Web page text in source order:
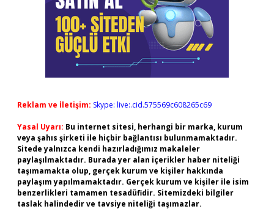
Reklam ve İletişim: Skype: live:.cid.575569c608265c69
Yasal Uyarı: Bu internet sitesi, herhangi bir marka, kurum
veya şahıs şirketi ile hiçbir bağlantısı bulunmamaktadır.
Sitede yalnızca kendi hazırladığımız makaleler
paylaşılmaktadır. Burada yer alan içerikler haber niteliği
taşımamakta olup, gerçek kurum ve kişiler hakkında
paylaşım yapılmamaktadır. Gerçek kurum ve kişiler ile isim
benzerlikleri tamamen tesadüfidir. Sitemizdeki bilgiler
taslak halindedir ve tavsiye niteliği taşımazlar.